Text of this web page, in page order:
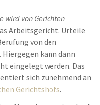
wird von Gerichten
Arbeitsgericht. Urteile
von den
kann dann
eingelegt werden. Das
sich zunehmend an
Gerichtshofs.